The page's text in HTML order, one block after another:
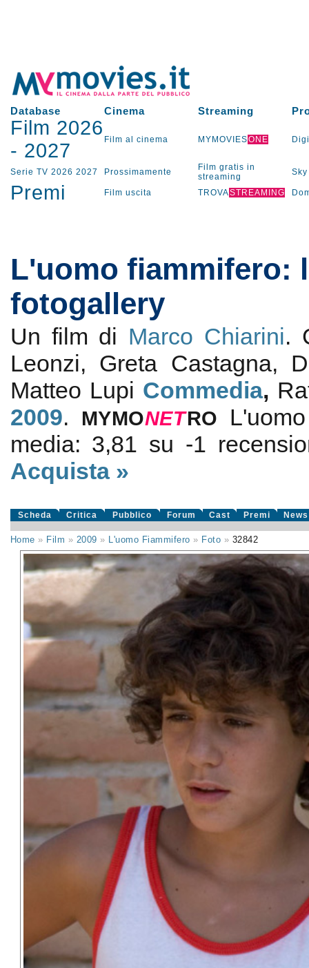
Database Cinema Streaming
Film 2026
- 2027 Film al cinema MYMOVIESONE
Serie TV 2026 2027 Prossimamente
Film gratis in
streaming
Sky
Premi Film uscita TROVASTREAMING
L'uomo fiammifero:
fotogallery
Un film di Marco Chiarini.
Leonzi, Greta Castagna,
Matteo Lupi Commedia,
2009. MYMONETRO
media: 3,81 su -1
Acquista »
Scheda Critica Pubblico Forum Cast Premi News
Home » Film » 2009 » L'uomo Fiammifero » Foto » 32842